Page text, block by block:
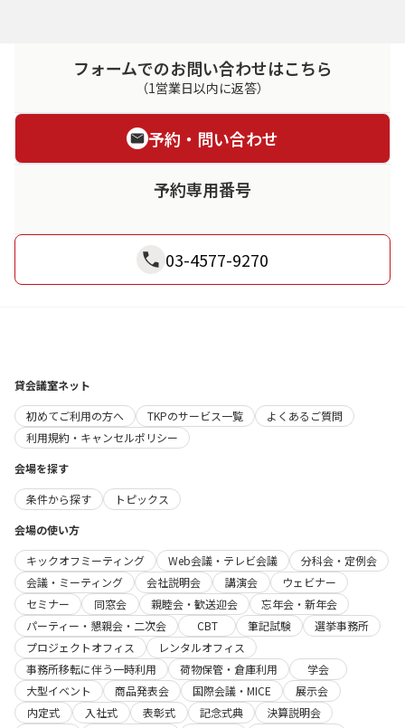
フォームでのお問い合わせはこちら
（1営業日以内に返答）
予約・問い合わせ
予約専用番号
03-4577-9270
貸会議室ネット
初めてご利用の方へ
TKPのサービス一覧
よくあるご質問
利用規約・キャンセルポリシー
会場を探す
条件から探す
トピックス
会場の使い方
キックオフミーティング
Web会議・テレビ会議
分科会・定例会
会議・ミーティング
会社説明会 講演会
ウェビナー
セミナー
同窓会 親睦会・歓送迎会
忘年会・新年会
パーティー・懇親会・二次会
CBT 筆記試験
選挙事務所
プロジェクトオフィス
レンタルオフィス
事務所移転に伴う一時利用
荷物保管・倉庫利用
学会
大型イベント
商品発表会 国際会議・MICE
展示会
内定式
入社式 表彰式 記念式典
決算説明会